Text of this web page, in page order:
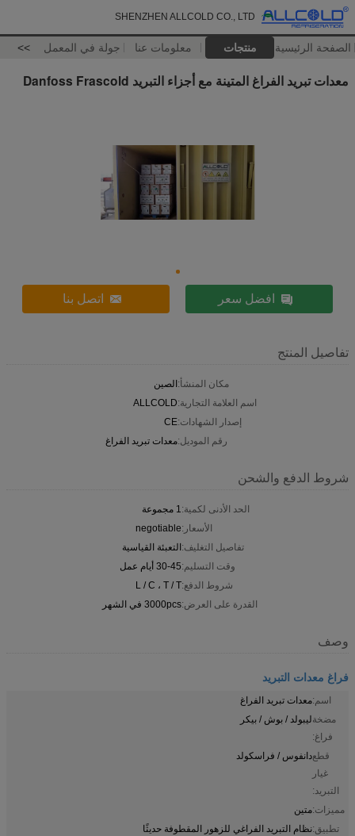
SHENZHEN ALLCOLD CO., LTD
الصفحة الرئيسية منتجات معلومات عنا جولة في المعمل >>
معدات تبريد الفراغ المتينة مع أجزاء التبريد Danfoss Frascold
افضل سعر اتصل بنا
تفاصيل المنتج
مكان المنشأ:الصين
اسم العلامة التجارية:ALLCOLD
إصدار الشهادات:CE
رقم الموديل:معدات تبريد الفراغ
شروط الدفع والشحن
الحد الأدنى لكمية:1 مجموعة
الأسعار:negotiable
تفاصيل التغليف:التعبئة القياسية
وقت التسليم:30-45 أيام عمل
شروط الدفع:L / C ، T / T
القدرة على العرض:3000pcs في الشهر
وصف
فراغ معدات التبريد
اسم:معدات تبريد الفراغ
مضخة
فراغ:
ليبولد / بوش / بيكر
قطع
غيار
التبريد:
دانفوس / فراسكولد
مميزات:متين
تطبيق:نظام التبريد الفراغي للزهور المقطوفة حديثًا